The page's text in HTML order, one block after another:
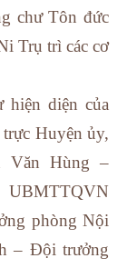
chư Tôn đức
Trụ trì các cơ
hiện diện của
Huyện ủy,
Văn Hùng –
phòng Nội
– Đội trưởng